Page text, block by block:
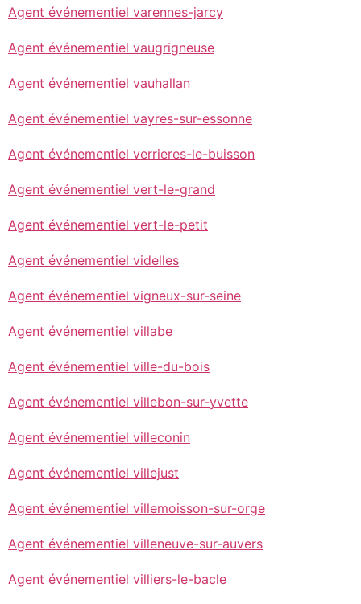
Agent événementiel varennes-jarcy
Agent événementiel vaugrigneuse
Agent événementiel vauhallan
Agent événementiel vayres-sur-essonne
Agent événementiel verrieres-le-buisson
Agent événementiel vert-le-grand
Agent événementiel vert-le-petit
Agent événementiel videlles
Agent événementiel vigneux-sur-seine
Agent événementiel villabe
Agent événementiel ville-du-bois
Agent événementiel villebon-sur-yvette
Agent événementiel villeconin
Agent événementiel villejust
Agent événementiel villemoisson-sur-orge
Agent événementiel villeneuve-sur-auvers
Agent événementiel villiers-le-bacle